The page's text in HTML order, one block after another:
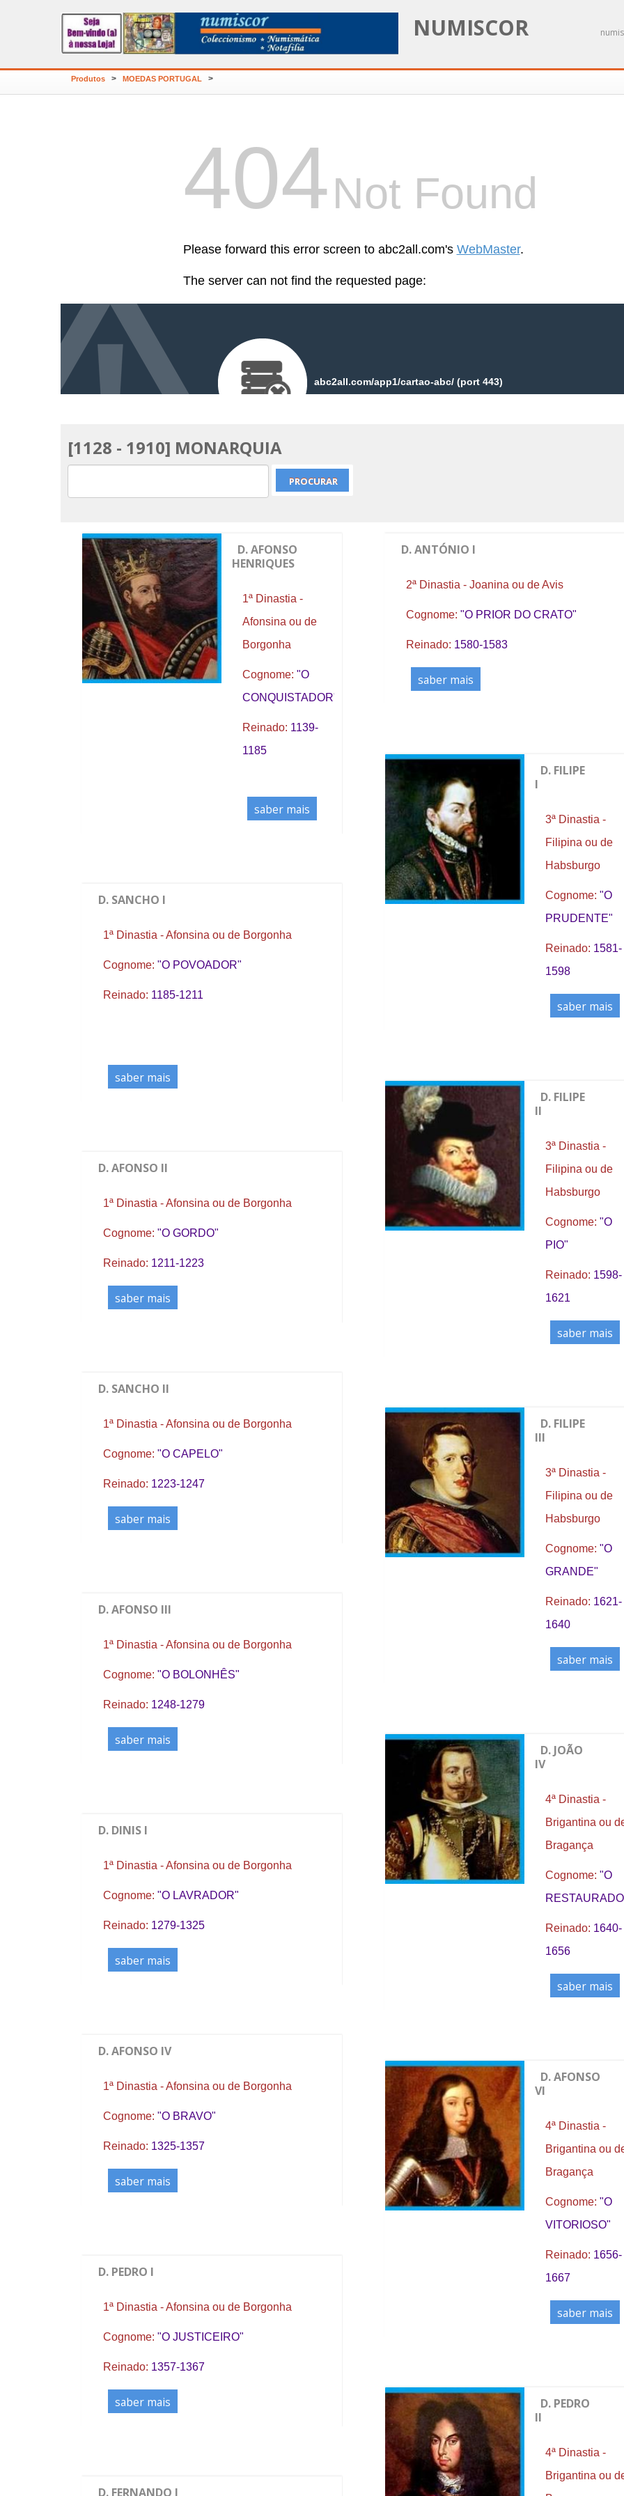
NUMISCOR
Produtos > MOEDAS PORTUGAL >
[1128 - 1910] MONARQUIA
D. AFONSO
HENRIQUES
1ª Dinastia -
Afonsina ou de
Borgonha
Cognome: "O
CONQUISTADOR"
Reinado: 1139-
1185
saber mais
D. SANCHO I
1ª Dinastia - Afonsina ou de Borgonha
Cognome: "O POVOADOR"
Reinado: 1185-1211
saber mais
D. AFONSO II
1ª Dinastia - Afonsina ou de Borgonha
Cognome: "O GORDO"
Reinado: 1211-1223
saber mais
D. SANCHO II
1ª Dinastia - Afonsina ou de Borgonha
Cognome: "O CAPELO"
Reinado: 1223-1247
saber mais
D. AFONSO III
1ª Dinastia - Afonsina ou de Borgonha
Cognome: "O BOLONHÊS"
Reinado: 1248-1279
saber mais
D. DINIS I
1ª Dinastia - Afonsina ou de Borgonha
Cognome: "O LAVRADOR"
Reinado: 1279-1325
saber mais
D. AFONSO IV
1ª Dinastia - Afonsina ou de Borgonha
Cognome: "O BRAVO"
Reinado: 1325-1357
saber mais
D. PEDRO I
1ª Dinastia - Afonsina ou de Borgonha
Cognome: "O JUSTICEIRO"
Reinado: 1357-1367
saber mais
D. FERNANDO I
D. ANTÓNIO I
2ª Dinastia - Joanina ou de Avis
Cognome: "O PRIOR DO CRATO"
Reinado: 1580-1583
saber mais
D. FILIPE
I
3ª Dinastia -
Filipina ou de
Habsburgo
Cognome: "O
PRUDENTE"
Reinado: 1581-
1598
saber mais
D. FILIPE
II
3ª Dinastia -
Filipina ou de
Habsburgo
Cognome: "O
PIO"
Reinado: 1598-
1621
saber mais
D. FILIPE
III
3ª Dinastia -
Filipina ou de
Habsburgo
Cognome: "O
GRANDE"
Reinado: 1621-
1640
saber mais
D. JOÃO
IV
4ª Dinastia -
Brigantina ou
Bragança
Cognome: "O
Reinado: 1640-
1656
saber mais
D. AFONSO
VI
4ª Dinastia -
Brigantina ou
Bragança
Cognome: "O
VITORIOSO"
Reinado: 1656-
1667
saber mais
D. PEDRO
II
4ª Dinastia -
Brigantina ou